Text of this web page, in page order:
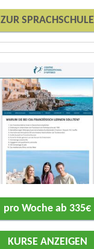
ZUR SPRACHSCHULE
pro Woche ab 335€
KURSE ANZEIGEN